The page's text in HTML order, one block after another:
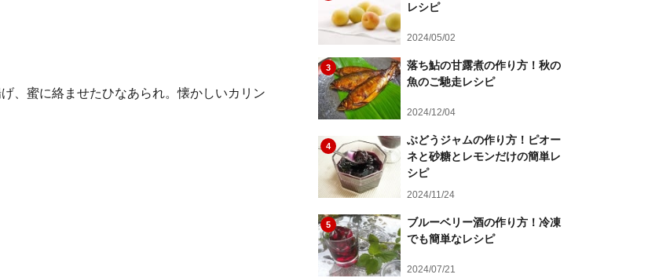
、蜜に絡ませたひなあられ。懐かしいカリン
レシピ
2024/05/02
3
落ち鮎の甘露煮の作り方！秋の
魚のご馳走レシピ
2024/12/04
4
ぶどうジャムの作り方！ピオー
ネと砂糖とレモンだけの簡単レ
シピ
2024/11/24
5
ブルーベリー酒の作り方！冷凍
でも簡単なレシピ
2024/07/21